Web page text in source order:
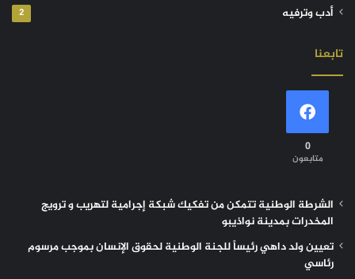
أدب وترفيه 2
تابعنا
0
متابعون
الشرطة الوطنية تتمكن من تفكيك شبكة إجرامية لتهريب و ترويج
المخدرات بمدينة نواذيبو
تعيين ولد داهي رئيساً للجنة الوطنية لحقوق الإنسان بموجب مرسوم
رئاسي